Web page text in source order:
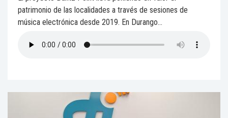
patrimonio de las localidades a través de sesiones de
música electrónica desde 2019. En Durango...